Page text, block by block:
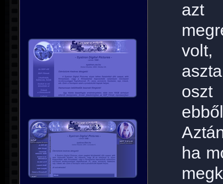
azt
volt,
oszt
ha